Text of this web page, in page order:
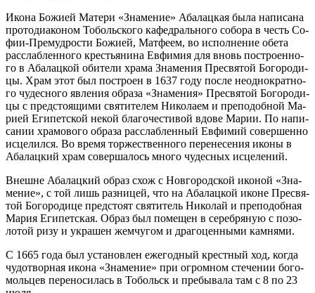
Ико­на Бо­жи­ей Ма­те­ри «Зна­ме­ние» Аба­лац­кая бы­ла на­пи­са­на
про­то­ди­а­ко­ном То­боль­ско­го ка­фед­раль­но­го со­бо­ра в честь Со­
фии-Пре­муд­ро­сти Бо­жи­ей, Мат­фе­ем, во ис­пол­не­ние обе­та
рас­слаб­лен­но­го кре­стья­ни­на Ев­фи­мия для вновь по­стро­ен­но­
го в Аба­лац­кой оби­те­ли хра­ма Зна­ме­ния Пре­свя­той Бо­го­ро­ди­
цы. Храм этот был по­стро­ен в 1637 го­ду по­сле неод­но­крат­но­
го чу­дес­но­го яв­ле­ния об­ра­за «Зна­ме­ния» Пре­свя­той Бо­го­ро­ди­
цы с пред­сто­я­щи­ми свя­ти­те­лем Ни­ко­ла­ем и пре­по­доб­ной Ма­
ри­ей Еги­пет­ской некой бла­го­че­сти­вой вдо­ве Ма­рии. По на­пи­
са­нии хра­мо­во­го об­ра­за рас­слаб­лен­ный Ев­фи­мий со­вер­шен­но
ис­це­лил­ся. Во вре­мя тор­же­ствен­но­го пе­ре­не­се­ния ико­ны в
Аба­лац­кий храм со­вер­ша­лось мно­го чу­дес­ных ис­це­ле­ний.
Внешне Аба­лац­кий об­раз схож с Нов­го­род­ской ико­ной «Зна­
ме­ние», с той лишь раз­ни­цей, что на Аба­лац­кой иконе Пре­свя­
той Бо­го­ро­ди­це пред­сто­ят свя­ти­тель Ни­ко­лай и пре­по­доб­ная
Ма­рия Еги­пет­ская. Об­раз был по­ме­щен в се­реб­ря­ную с по­зо­
ло­той ри­зу и укра­шен жем­чу­гом и дра­го­цен­ны­ми кам­ня­ми.
С 1665 го­да был уста­нов­лен еже­год­ный крест­ный ход, ко­гда
чу­до­твор­ная ико­на «Зна­ме­ние» при огром­ном сте­че­нии бо­го­
моль­цев пе­ре­но­си­лась в То­больск и пре­бы­ва­ла там с 8 по 23